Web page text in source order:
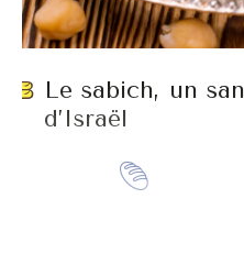
Le sabich, un
d’Israël